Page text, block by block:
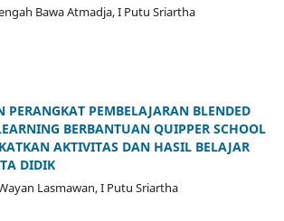
Bawa Atmadja, I Putu Sriartha
PERANGKAT PEMBELAJARAN BLENDED
BERBANTUAN QUIPPER SCHOOL
AKTIVITAS DAN HASIL BELAJAR
DIDIK
Lasmawan, I Putu Sriartha